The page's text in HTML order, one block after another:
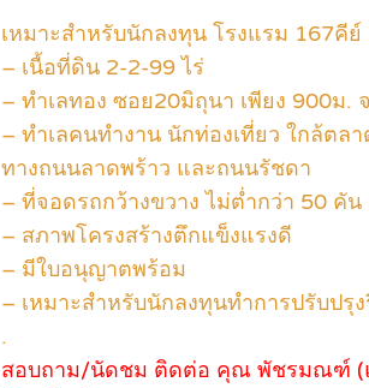
เหมาะสำหรับนักลงทุน โรงแรม 167คีย์
– เนื้อที่ดิน 2-2-99 ไร่
– ทำเลทอง ซอย20มิถุนา เพียง 900ม.
– ทำเลคนทำงาน นักท่องเที่ยว ใกล้ตล
ทางถนนลาดพร้าว และถนนรัชดา
– ที่จอดรถกว้างขวาง ไม่ต่ำกว่า 50 คัน
– สภาพโครงสร้างตึกแข็งแรงดี
– มีใบอนุญาตพร้อม
– เหมาะสำหรับนักลงทุนทำการปรับปรุ
.
สอบถาม/นัดชม ติดต่อ คุณ พัชรมณฑ์ (